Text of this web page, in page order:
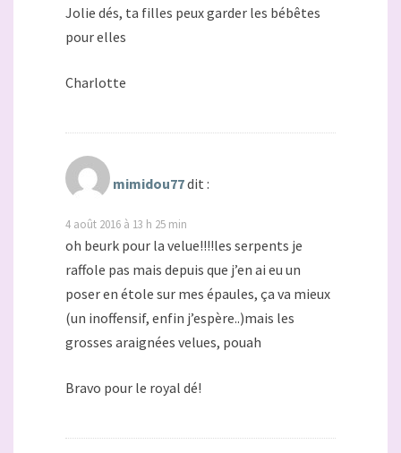
Jolie dés, ta filles peux garder les bébêtes
pour elles
Charlotte
mimidou77dit :
4 août 2016 à 13 h 25 min
oh beurk pour la velue!!!!les serpents je
raffole pas mais depuis que j’en ai eu un
poser en étole sur mes épaules, ça va mieux
(un inoffensif, enfin j’espère..)mais les
grosses araignées velues, pouah
Bravo pour le royal dé!